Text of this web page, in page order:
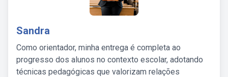
Sandra
Como orientador, minha entrega é completa ao
progresso dos alunos no contexto escolar, adotando
técnicas pedagógicas que valorizam relações